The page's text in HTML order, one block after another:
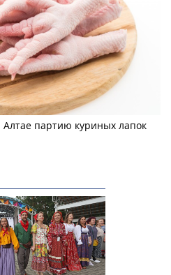
партию куриных лапок